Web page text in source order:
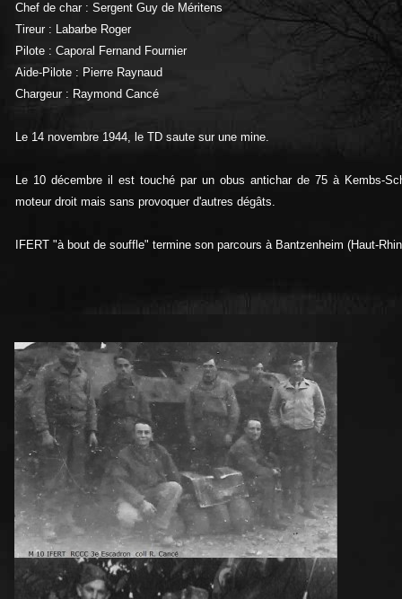
Chef de char : Sergent Guy de Méritens
Tireur : Labarbe Roger
Pilote : Caporal Fernand Fournier
Aide-Pilote : Pierre Raynaud
Chargeur : Raymond Cancé
Le 14 novembre 1944, le TD saute sur une mine.
Le 10 décembre il est touché par un obus antichar de 75 à Kembs-
moteur droit mais sans provoquer d'autres dégâts.
IFERT "à bout de souffle" termine son parcours à Bantzenheim (Haut-